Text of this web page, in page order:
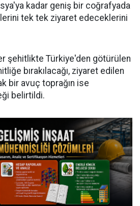
kadar geniş bir coğrafyada
tek tek ziyaret edeceklerini
şehitlikte Türkiye'den götürülen
bırakılacağı, ziyaret edilen
bir avuç toprağın ise
belirtildi.